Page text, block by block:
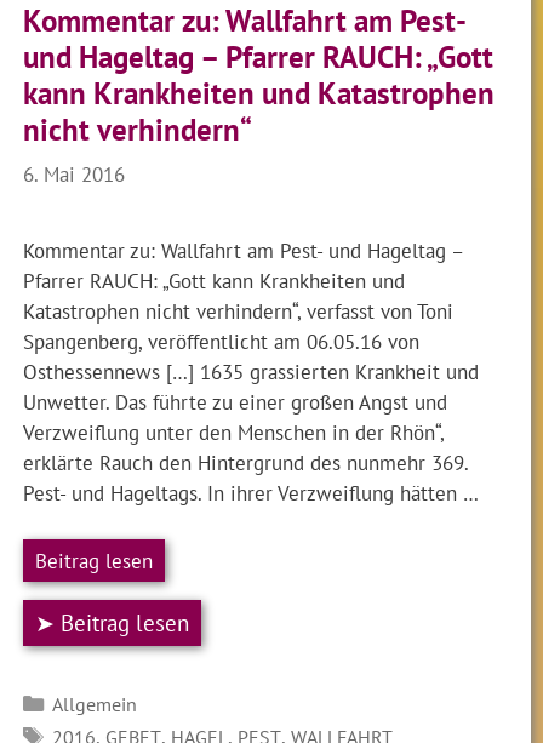
Kommentar zu: Wallfahrt am Pest-
und Hageltag – Pfarrer RAUCH: „Gott
kann Krankheiten und Katastrophen
nicht verhindern“
6. Mai 2016
Kommentar zu: Wallfahrt am Pest- und Hageltag –
Pfarrer RAUCH: „Gott kann Krankheiten und
Katastrophen nicht verhindern“, verfasst von Toni
Spangenberg, veröffentlicht am 06.05.16 von
Osthessennews […] 1635 grassierten Krankheit und
Unwetter. Das führte zu einer großen Angst und
Verzweiflung unter den Menschen in der Rhön“,
erklärte Rauch den Hintergrund des nunmehr 369.
Pest- und Hageltags. In ihrer Verzweiflung hätten …
Beitrag lesen
➤ Beitrag lesen
Kategorien
Allgemein
SCHLAGWÖRTER
2016, GEBET, HAGEL , PEST, WALLFAHRT